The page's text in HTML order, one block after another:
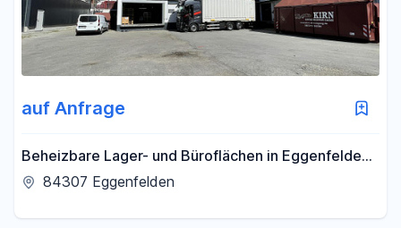
auf Anfrage
Beheizbare Lager- und Büroflächen in Eggenfelden
zu vermieten -1096qm
84307 Eggenfelden